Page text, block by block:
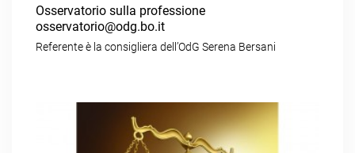
Osservatorio sulla professione
osservatorio@odg.bo.it
Referente è la consigliera dell’OdG Serena Bersani